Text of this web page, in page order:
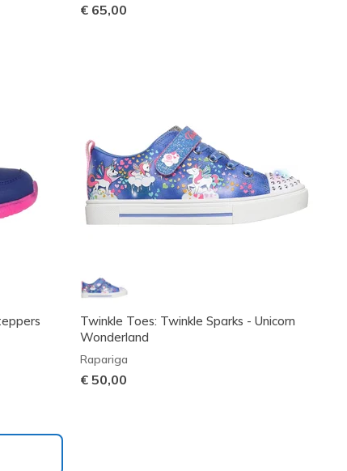
€ 65,00
Twinkle Toes: Twinkle Sparks - Unicorn
Wonderland
Rapariga
€ 50,00